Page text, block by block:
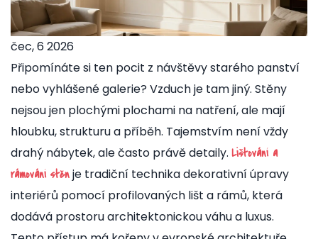
čec, 6 2026
Připomínáte si ten pocit z návštěvy starého panství
nebo vyhlášené galerie? Vzduch je tam jiný. Stěny
nejsou jen plochými plochami na natření, ale mají
hloubku, strukturu a příběh. Tajemstvím není vždy
drahý nábytek, ale často právě detaily. Lištování a
rámování stěnje tradiční technika dekorativní úpravy
interiérů pomocí profilovaných lišt a rámů, která
dodává prostoru architektonickou váhu a luxus.